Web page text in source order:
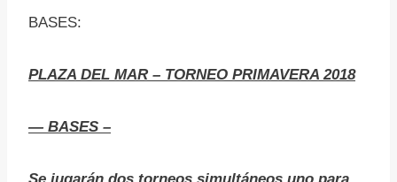
BASES:
PLAZA DEL MAR – TORNEO PRIMAVERA 2018
— BASES –